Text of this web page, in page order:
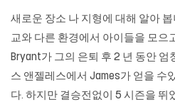
새로운 장소 나 지형에 대해 알아
교와 다른 환경에서 아이들을 모으
Bryant가 그의 은퇴 후 2 년 동안 엄
스 앤젤레스에서 James가 얻을 수
다. 하지만 결승전없이 5 시즌을 뛰